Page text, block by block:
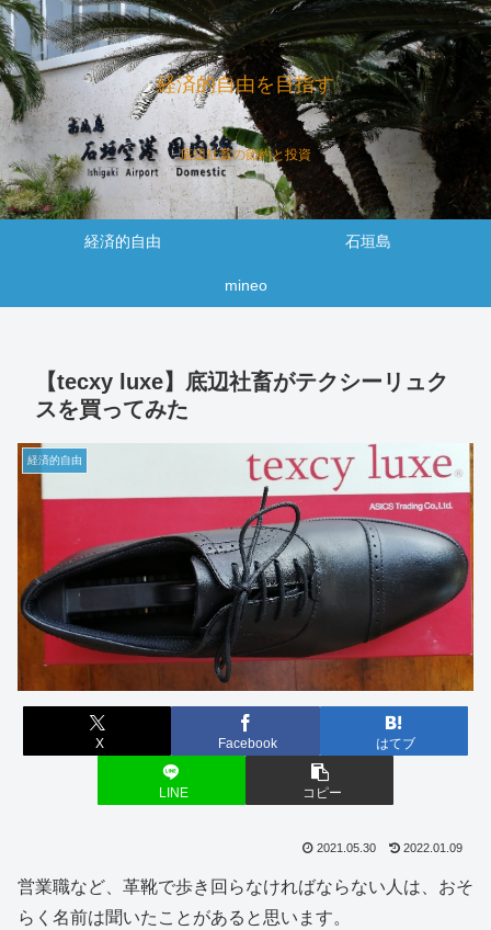
経済的自由を目指す
底辺社畜の節約と投資
経済的自由 石垣島
mineo
【tecxy luxe】底辺社畜がテクシーリュク
スを買ってみた
経済的自由
X Facebook はてブ
LINE コピー
2021.05.30 2022.01.09
営業職など、革靴で歩き回らなければならない人は、おそ
らく名前は聞いたことがあると思います。